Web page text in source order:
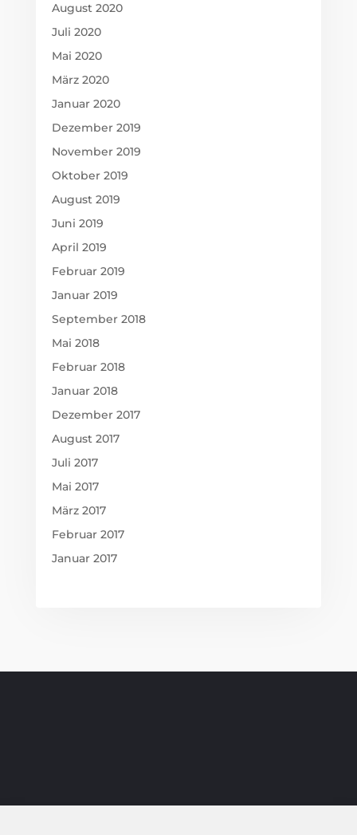
August 2020
Juli 2020
Mai 2020
März 2020
Januar 2020
Dezember 2019
November 2019
Oktober 2019
August 2019
Juni 2019
April 2019
Februar 2019
Januar 2019
September 2018
Mai 2018
Februar 2018
Januar 2018
Dezember 2017
August 2017
Juli 2017
Mai 2017
März 2017
Februar 2017
Januar 2017